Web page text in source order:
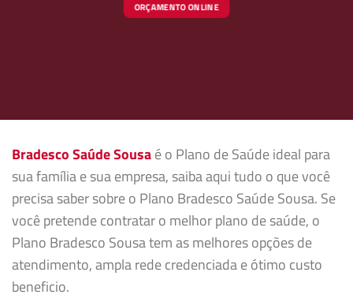
ORÇAMENTO ONLINE
Bradesco Saúde Sousaé o Plano de Saúde ideal para
sua família e sua empresa, saiba aqui tudo o que você
precisa saber sobre o Plano Bradesco Saúde Sousa. Se
você pretende contratar o melhor plano de saúde, o
Plano Bradesco Sousa tem as melhores opções de
atendimento, ampla rede credenciada e ótimo custo
beneficio.